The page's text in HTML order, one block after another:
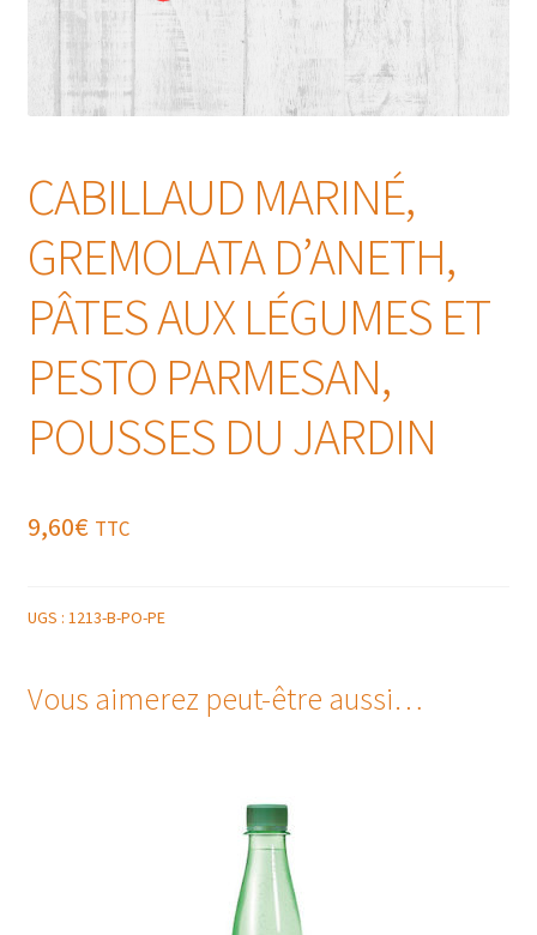
CABILLAUD MARINÉ,
GREMOLATA D’ANETH,
PÂTES AUX LÉGUMES ET
PESTO PARMESAN,
POUSSES DU JARDIN
9,60€ TTC
UGS : 1213-B-PO-PE
Vous aimerez peut-être aussi…